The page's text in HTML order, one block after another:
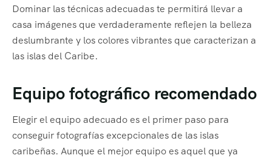
Dominar las técnicas adecuadas te permitirá llevar a
casa imágenes que verdaderamente reflejen la belleza
deslumbrante y los colores vibrantes que caracterizan a
las islas del Caribe.
Equipo fotográfico recomendado
Elegir el equipo adecuado es el primer paso para
conseguir fotografías excepcionales de las islas
caribeñas. Aunque el mejor equipo es aquel que ya